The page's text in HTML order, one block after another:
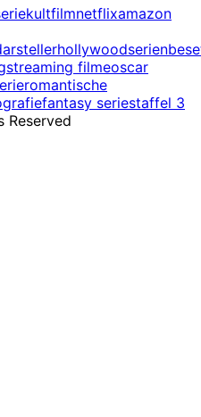
kultfilmnetflixamazon
hollywood
streaming filmeoscar
romantische
fantasy seriestaffel 3
Reserved